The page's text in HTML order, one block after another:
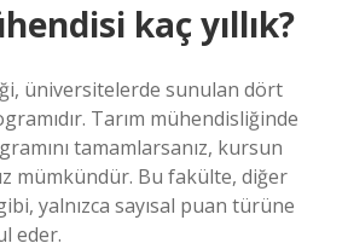
kaç yıllık?
üniversitelerde sunulan dört
Tarım mühendisliğinde
tamamlarsanız, kursun
mümkündür. Bu fakülte, diğer
yalnızca sayısal puan türüne
eder.